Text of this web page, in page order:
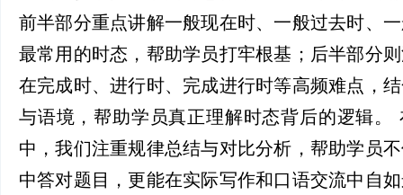
前半部分重点讲解一般现在时、一般过去时、
最常用的时态，帮助学员打牢根基；后半部分
在完成时、进行时、完成进行时等高频难点，
与语境，帮助学员真正理解时态背后的逻辑。
中，我们注重规律总结与对比分析，帮助学员
中答对题目，更能在实际写作和口语交流中自